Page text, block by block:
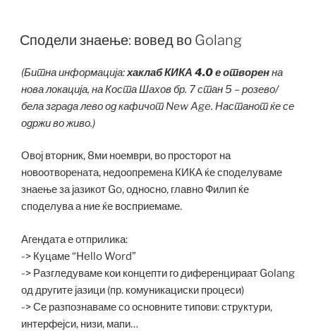
Сподели знаење: вовед во Golang
(Битна информација:хаклаб КИКА 4.0 е отворенна
нова локација, на Коста Шахов бр. 7 стан 5 – розево/
бела зграда лево од кафичот New Age. Настанот ќе се
одржи во живо.)
Овој вторник, 8ми ноември, во просторот на
новоотворената, недоопремена КИКА ќе споделуваме
знаење за јазикот Go, односно, главно Филип ќе
споделува а ние ќе восприемаме.
Агендата е отприлика:
-> Куцаме “Hello Word”
-> Разгледуваме кои концепти го диференцираат Golang
од другите јазици (пр. комуникациски процеси)
-> Се разпознаваме со основните типови: структури,
интерфејси, низи, мапи…